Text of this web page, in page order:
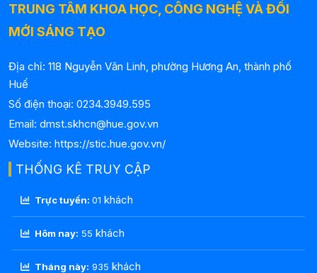
TRUNG TÂM KHOA HỌC, CÔNG NGHỆ VÀ ĐỔI
MỚI SÁNG TẠO
Địa chỉ: 118 Nguyễn Văn Linh, phường Hương An, thành phố
Huế
Số điện thoại: 0234.3949.595
Email: dmst.skhcn@hue.gov.vn
Website: https://stic.hue.gov.vn/
THỐNG KÊ TRUY CẬP
Trực tuyến: 01 khách
Hôm nay: 55 khách
Tháng này: 935 khách